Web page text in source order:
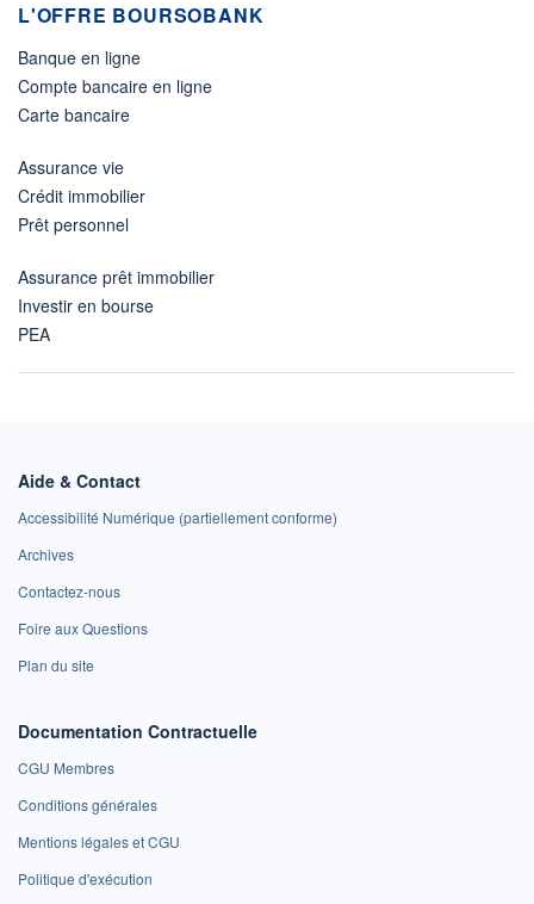
L'OFFRE BOURSOBANK
Banque en ligne
Compte bancaire en ligne
Carte bancaire
Assurance vie
Crédit immobilier
Prêt personnel
Assurance prêt immobilier
Investir en bourse
PEA
Aide & Contact
Accessibilité Numérique (partiellement conforme)
Archives
Contactez-nous
Foire aux Questions
Plan du site
Documentation Contractuelle
CGU Membres
Conditions générales
Mentions légales et CGU
Politique d'exécution